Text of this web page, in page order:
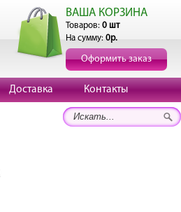
ВАША КОРЗИНА
Товаров: 0 шт
На сумму: 0р.
Оформить заказ
Доставка Контакты